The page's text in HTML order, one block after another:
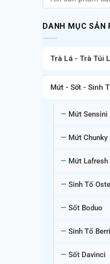
DANH MỤC SẢN
Trà Lá - Trà Túi
Mứt - Sốt - Sinh
Mứt Sensini
Mứt Chunky
Mứt Lafresh
Sinh Tố
Sốt Boduo
Sinh Tố
Sốt Davinci